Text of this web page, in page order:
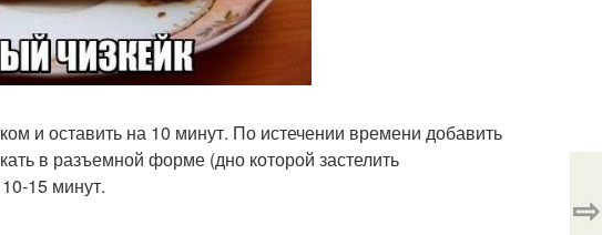
и оставить на 10 минут. По истечении времени добавить
в разъемной форме (дно которой застелить
15 минут.
⇨